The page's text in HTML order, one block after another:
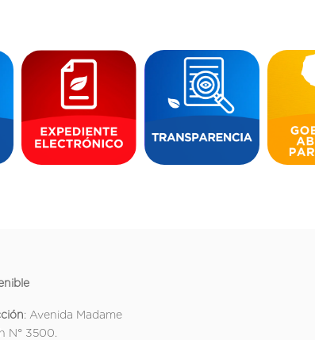
: Avenida Madame
N° 3500.